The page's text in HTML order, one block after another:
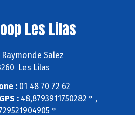
Les Lilas
Raymonde Salez
Les Lilas
:01 48 70 72 62
: 48,8793911750282 ° ,
°